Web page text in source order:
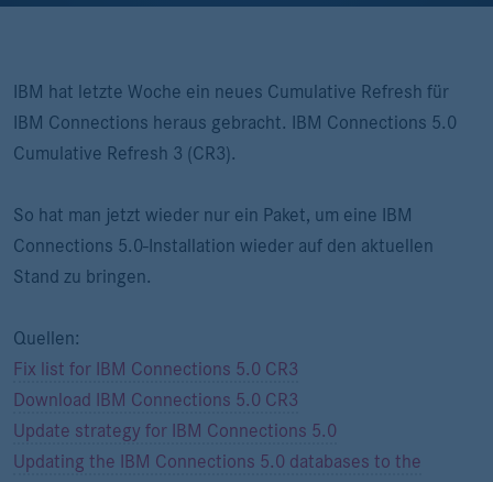
IBM hat letzte Woche ein neues Cumulative Refresh für
IBM Connections heraus gebracht. IBM Connections 5.0
Cumulative Refresh 3 (CR3).
So hat man jetzt wieder nur ein Paket, um eine IBM
Connections 5.0-Installation wieder auf den aktuellen
Stand zu bringen.
Quellen:
Fix list for IBM Connections 5.0 CR3
Download IBM Connections 5.0 CR3
Update strategy for IBM Connections 5.0
Updating the IBM Connections 5.0 databases to the